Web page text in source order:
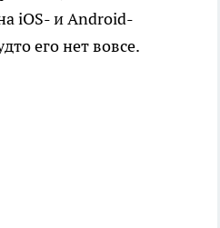
iOS- и Android-
его нет вовсе.